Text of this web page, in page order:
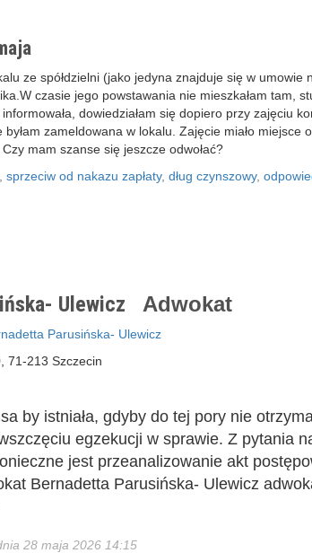
ze spółdzielni (jako jedyna znajduje się w umowie
czasie jego powstawania nie mieszkałam tam,
dowiedziałam się dopiero przy zajęciu
zameldowana w lokalu. Zajęcie miało
mam szanse się jeszcze odwołać?
sprzeciw od nakazu zapłaty, dług czynszowy,
Ulewicz Adwokat
Parusińska- Ulewicz
71-213 Szczecin
by istniała, gdyby do tej pory nie
egzekucji w sprawie. Z pytania
jest przeanalizowanie akt
Bernadetta Parusińska- Ulewicz
28 maja 2026 14:15